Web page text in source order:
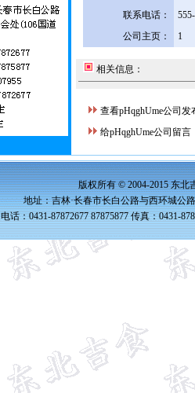
联系电话：
公司主页：
1
相关信息：
查看pHqghUme公司发
给pHqghUme公司留言
版权所有 © 2004-2015 东北
地址：吉林·长春市长白公路与西环城公
电话：0431-87872677 87875877 传真：0431-